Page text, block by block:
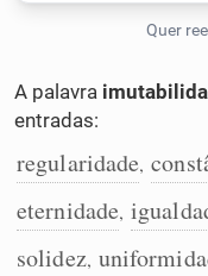
Humanizador de
Cata-letras
A palavra
entradas:
regularidade,
eternidade,
solidez,